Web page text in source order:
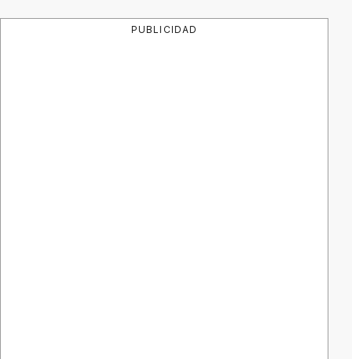
PUBLICIDAD